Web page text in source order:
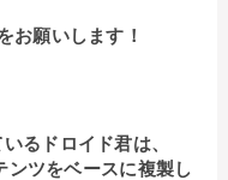
お願いします！
るドロイド君は、
ツをベースに複製し